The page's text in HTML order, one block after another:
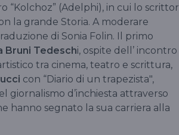
(Adelphi), in cui lo
la grande Storia. A moderare
di Sonia Folin. Il primo
Bruni Tedeschi, ospite dell’ incontro
tra cinema, teatro e scrittura,
con “Diario di un trapezista",
d’inchiesta attraverso
hanno segnato la sua carriera alla